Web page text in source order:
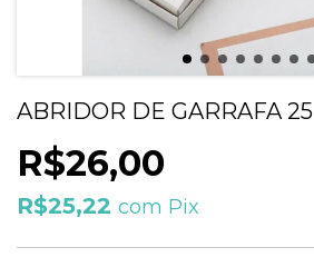
ABRIDOR DE GARRAFA 25
R$26,00
R$25,22 com Pix